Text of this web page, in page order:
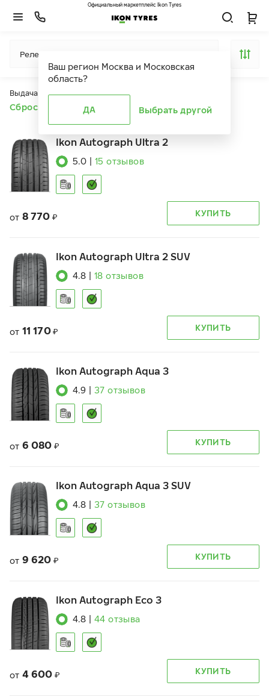
Ваш регион Москва и Московская
область?
ДА Выбрать другой
Официальный маркетплейс Ikon Tyres
Релевантность
Выдача продуктов ограничена действием фильтров
Сбросить все фильтры
Ikon Autograph Ultra 2
5.0 15 отзывов
от 8 770 ₽ КУПИТЬ
Ikon Autograph Ultra 2 SUV
4.8 18 отзывов
от 11 170 ₽ КУПИТЬ
Ikon Autograph Aqua 3
4.9 37 отзывов
от 6 080 ₽ КУПИТЬ
Ikon Autograph Aqua 3 SUV
4.8 37 отзывов
от 9 620 ₽ КУПИТЬ
Ikon Autograph Eco 3
4.8 44 отзыва
от 4 600 ₽ КУПИТЬ